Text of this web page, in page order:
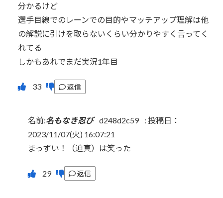
分かるけど
選手目線でのレーンでの目的やマッチアップ理解は他
の解説に引けを取らないくらい分かりやすく言ってく
れてる
しかもあれでまだ実況1年目
返信
名前:名もなき忍び d248d2c59 : 投稿日：
2023/11/07(火) 16:07:21
まっずい！（迫真）は笑った
返信